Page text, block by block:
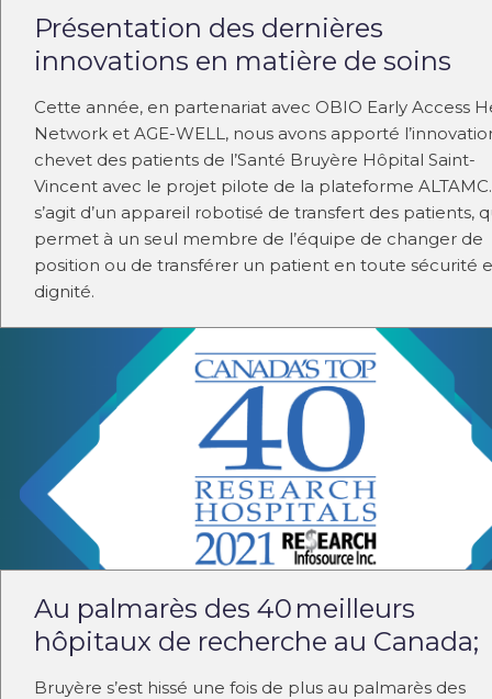
Présentation des dernières
innovations en matière de soins
Cette année, en partenariat avec OBIO Early Access
Network et AGE-WELL, nous avons apporté
chevet des patients de l’Santé Bruyère Hôpital Saint-
Vincent avec le projet pilote de la plateforme
s’agit d’un appareil robotisé de transfert des patients,
permet à un seul membre de l’équipe de changer de
position ou de transférer un patient en toute sécurité
dignité.
Au palmarès des 40 meilleurs
hôpitaux de recherche au Canada;
Bruyère s’est hissé une fois de plus au palmarès des